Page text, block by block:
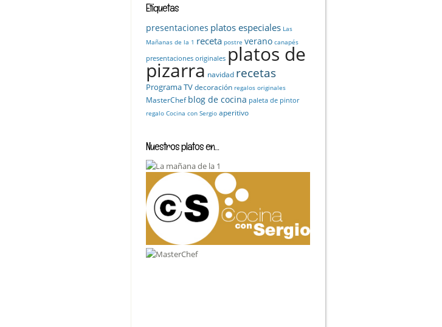
Etiquetas
presentaciones platos especiales Las
Mañanas de la 1 receta postre verano canapés
presentaciones originales platos de
pizarra navidad recetas
Programa TVdecoración regalos originales
MasterChef blog de cocina paleta de pintor
regalo Cocina con Sergio aperitivo
Nuestros platos en…